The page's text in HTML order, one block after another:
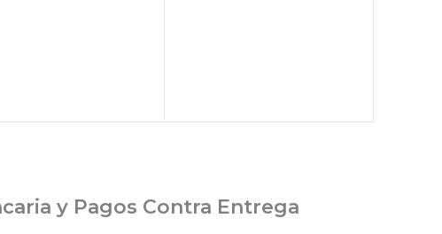
y Pagos Contra Entrega